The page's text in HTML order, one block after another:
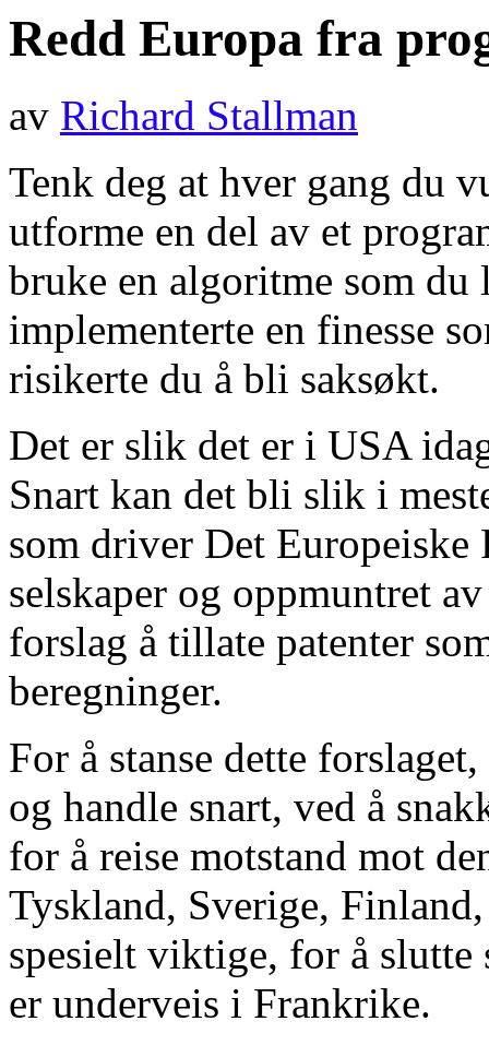
Redd Europa fra
av Richard Stallman
Tenk deg at hver gang du
utforme en del av et
bruke en algoritme som
implementerte en finesse
risikerte du å bli saksøkt.
Det er slik det er i USA
Snart kan det bli slik i
som driver Det Europeiske
selskaper og oppmuntret
forslag å tillate patenter
beregninger.
For å stanse dette
og handle snart, ved å
for å reise motstand mot
Tyskland, Sverige,
spesielt viktige, for å slutte
er underveis i Frankrike.